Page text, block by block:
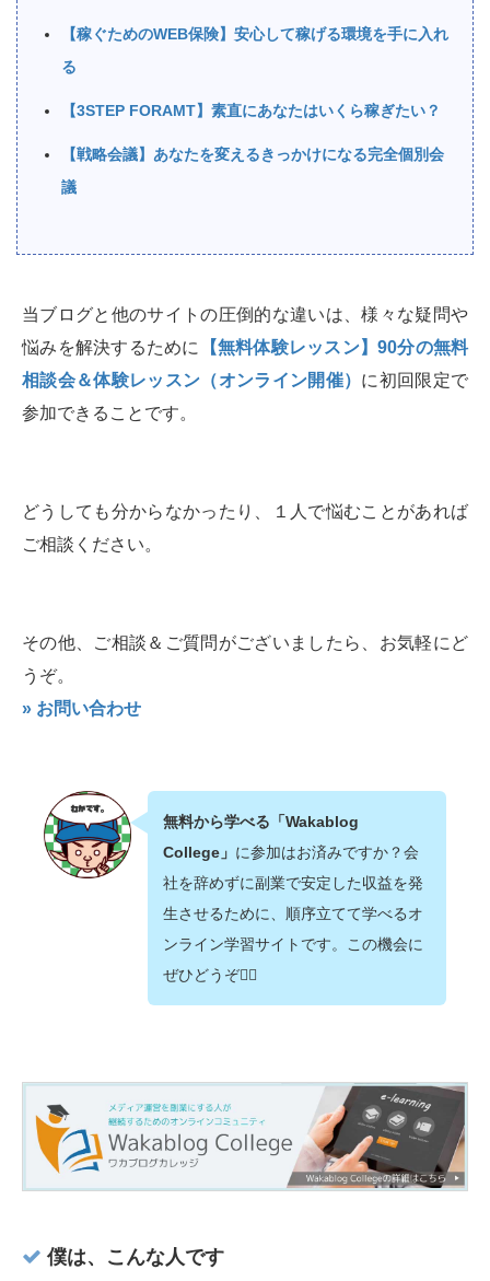
【稼ぐためのWEB保険】安心して稼げる環境を手に入れ
る
【3STEP FORAMT】素直にあなたはいくら稼ぎたい？
【戦略会議】あなたを変えるきっかけになる完全個別会
議
当ブログと他のサイトの圧倒的な違いは、様々な疑問や
悩みを解決するために
【無料体験レッスン】90分の無料
相談会＆体験レッスン（オンライン開催） に初回限定で
参加できることです。
どうしても分からなかったり、１人で悩むことがあれば
ご相談ください。
その他、ご相談＆ご質問がございましたら、お気軽にど
うぞ。
» お問い合わせ
無料から学べる「Wakablog
College」 に参加はお済みですか？会
社を辞めずに副業で安定した収益を発
生させるために、順序立てて学べるオ
ンライン学習サイトです。この機会に
ぜひどうぞ💁‍♂️
僕は、こんな人です